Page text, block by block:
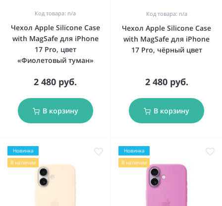
Код товара: n/a
Чехол Apple Silicone Case
with MagSafe для iPhone
17 Pro, цвет
«Фиолетовый туман»
2 480 руб.
В корзину
Код товара: n/a
Чехол Apple Silicone Case
with MagSafe для iPhone
17 Pro, чёрный цвет
2 480 руб.
В корзину
Новинка
В наличии
Новинка
В наличии